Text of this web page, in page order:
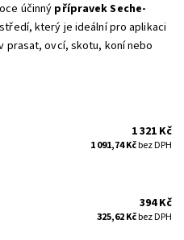
účinný přípravek Seche-
který je ideální pro aplikaci
prasat, ovcí, skotu, koní nebo
1 321 Kč
1 091,74 Kčbez DPH
394 Kč
325,62 Kčbez DPH